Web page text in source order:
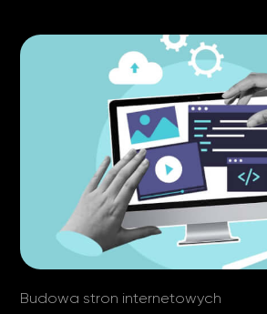
Budowa stron internetowych